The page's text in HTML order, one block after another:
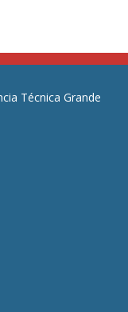
Técnica Grande